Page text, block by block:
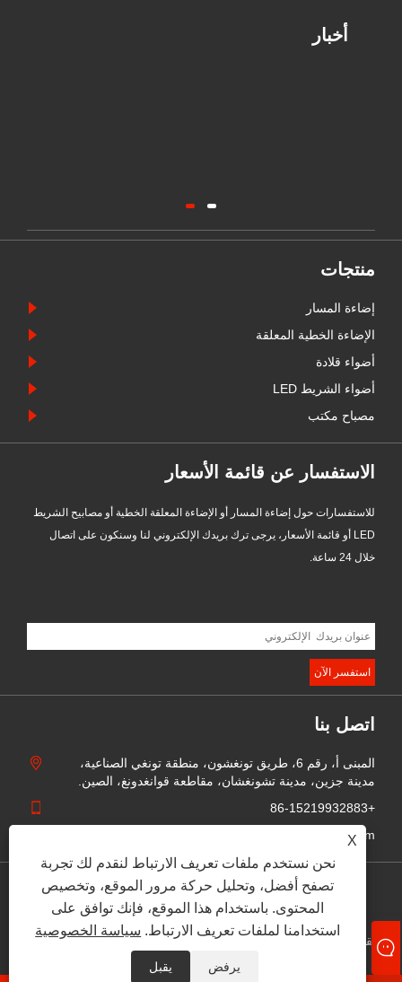
X
نحن نستخدم ملفات تعريف الارتباط لنقدم لك تجربة
تصفح أفضل، وتحليل حركة مرور الموقع، وتخصيص
المحتوى. باستخدام هذا الموقع، فإنك توافق على
استخدامنا لملفات تعريف الارتباط. سياسة الخصوصية
يرفض يقبل
أخبار
منتجات
إضاءة المسار
الإضاءة الخطية المعلقة
أضواء قلادة
أضواء الشريط LED
مصباح مكتب
الاستفسار عن قائمة الأسعار
للاستفسارات حول إضاءة المسار أو الإضاءة المعلقة الخطية أو مصابيح الشريط
LED أو قائمة الأسعار، يرجى ترك بريدك الإلكتروني لنا وسنكون على اتصال
خلال 24 ساعة.
اتصل بنا
المبنى أ، رقم 6، طريق تونغشون، منطقة تونغي الصناعية،
مدينة جزين، مدينة تشونغشان، مقاطعة قوانغدونغ، الصين.
+86-15219932883
sophia@lightdailt.com
Links
Sitemap
RSS
XML سياسة الخصوصية
حقوق الطبع والنشر © 2024 شركة تشونغشان دادي لتكنولوجيا الإضاءة
المحدودة. جميع الحقوق محفوظة.